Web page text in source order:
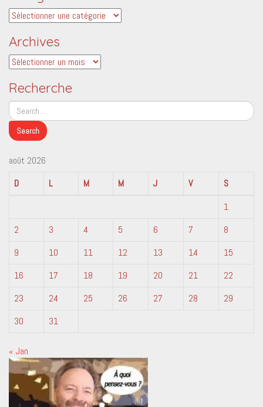
Catégories
Archives
Archives
Recherche
août 2026
D
L M M J V
S
1
2
3 4 5 6 7
8
9
10 11 12 13 14
15
16
17 18 19 20 21
22
23
24 25 26 27 28
29
30
31
« Jan